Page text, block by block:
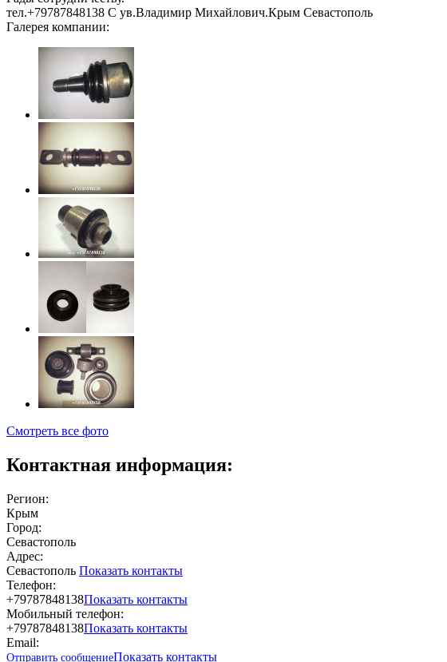
тел.+79787848138 С ув.Владимир Михайлович.Крым Севастополь
Галерея компании:
Смотреть все фото
Контактная информация:
Регион:
Крым
Город:
Севастополь
Адрес:
Севастополь Показать контакты
Телефон:
+79787848138Показать контакты
Мобильный телефон:
+79787848138Показать контакты
Email:
Отправить сообщениеПоказать контакты